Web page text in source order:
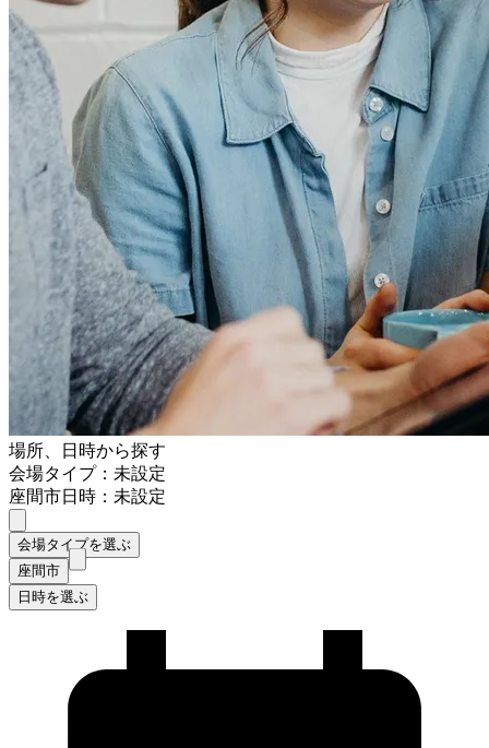
場所、日時から探す
会場タイプ：未設定
座間市日時：未設定
会場タイプを選ぶ
座間市
日時を選ぶ